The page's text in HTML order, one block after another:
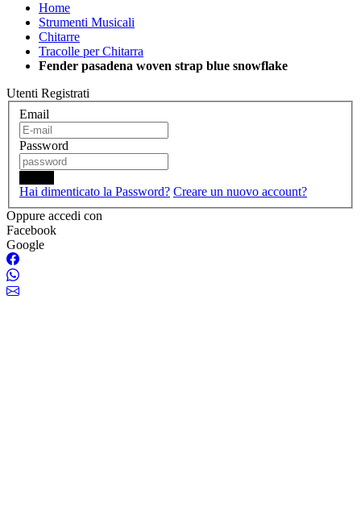
Home
Strumenti Musicali
Chitarre
Tracolle per Chitarra
Fender pasadena woven strap blue snowflake
Utenti Registrati
Email
Password
Hai dimenticato la Password? Creare un nuovo account?
Oppure accedi con
Facebook
Google